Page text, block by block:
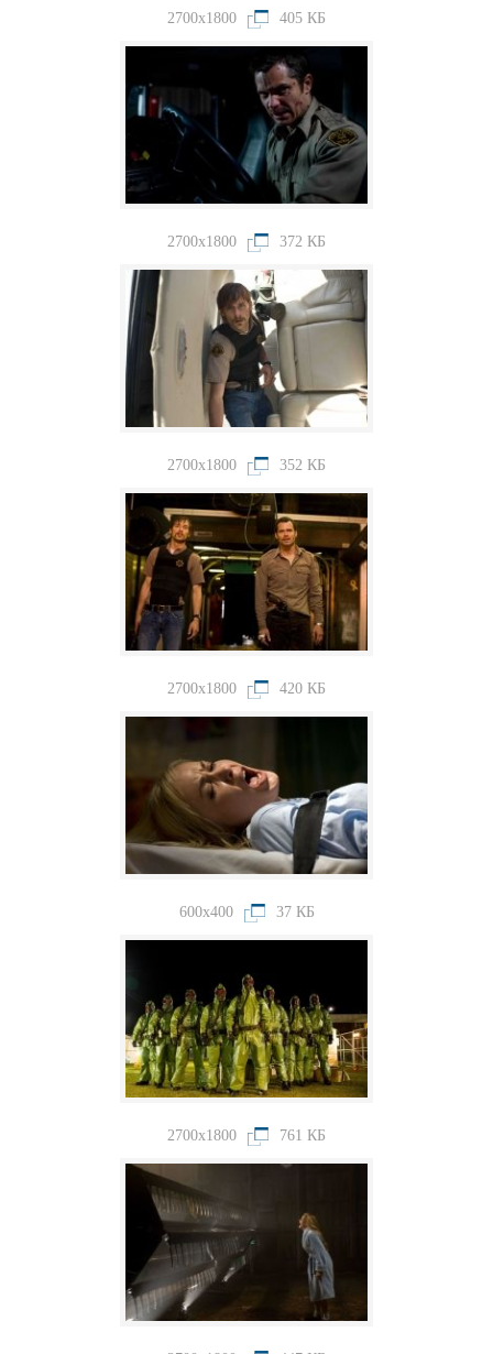
2700x1800 405 КБ
2700x1800 372 КБ
2700x1800 352 КБ
2700x1800 420 КБ
600x400 37 КБ
2700x1800 761 КБ